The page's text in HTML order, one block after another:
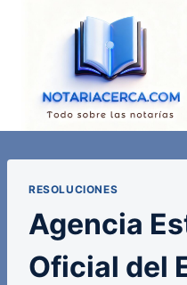
RESOLUCIONES
Agencia
Oficial del